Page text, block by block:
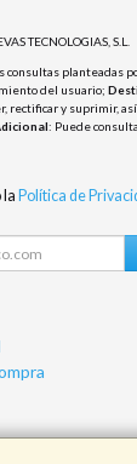
TECNOLOGIAS, S.L.
consultas planteadas
del usuario;
rectificar y suprimir,
: Puede
la Política de